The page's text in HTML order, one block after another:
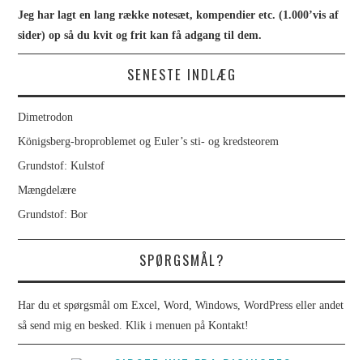
PHOTOSHOP
ÅBN OG GEM FILER
BILLEDREDIGERING
LAG
ARBEJD MED TEKST
KANALER OG MASKER
INTRODUKTION
FØR DU STARTER
Jeg har lagt en lang række notesæt, kompendier etc. (1.000’vis af
sider) op så du kvit og frit kan få adgang til dem.
SENESTE INDLÆG
Dimetrodon
Königsberg-broproblemet og Euler’s sti- og kredsteorem
Grundstof: Kulstof
Mængdelære
Grundstof: Bor
SPØRGSMÅL?
Har du et spørgsmål om Excel, Word, Windows, WordPress eller andet
så send mig en besked. Klik i menuen på Kontakt!